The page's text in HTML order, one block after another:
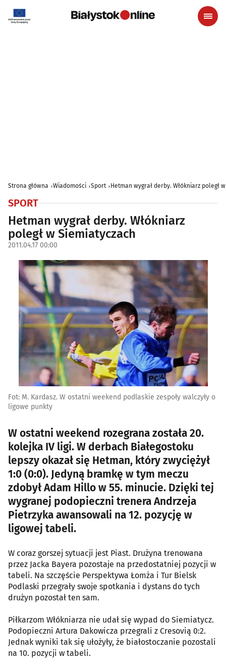
Strona główna Wiadomości Sport Hetman wygrał derby. Włókniarz poległ
SPORT
Hetman wygrał derby. Włókniarz
poległ w Siemiatyczach
2011.04.17 00:00
Fot: M. Kardasz. W ostatni weekend podlaskie zespoły walczyły o
ligowe punkty
W ostatni weekend rozegrana została 20.
kolejka IV ligi. W derbach Białegostoku
lepszy okazał się Hetman, który zwyciężył
1:0 (0:0). Jedyną bramkę w tym meczu
zdobył Adam Hillo w 55. minucie. Dzięki tej
wygranej podopieczni trenera Andrzeja
Pietrzyka awansowali na 12. pozycję w
ligowej tabeli.
W coraz gorszej sytuacji jest Piast. Drużyna trenowana
przez Jacka Bayera pozostaje na przedostatniej pozycji w
tabeli. Na szczęście Perspektywa Łomża i Tur Bielsk
Podlaski przegrały swoje spotkania i dystans do tych
drużyn pozostał ten sam.
Piłkarzom Włókniarza nie udał się wypad do Siemiatycz.
Podopieczni Artura Dakowicza przegrali z Cresovią 0:2.
Jednak wyniki tak się ułożyły, że białostoczanie pozostali
na 10. pozycji w tabeli.